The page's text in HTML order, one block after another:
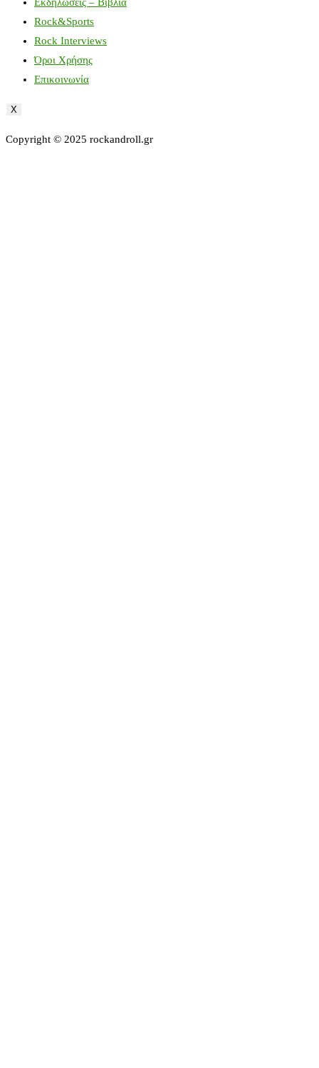
Rock&Sports
Rock Interviews
Όροι Χρήσης
Επικοινωνία
X
Copyright © 2025 rockandroll.gr